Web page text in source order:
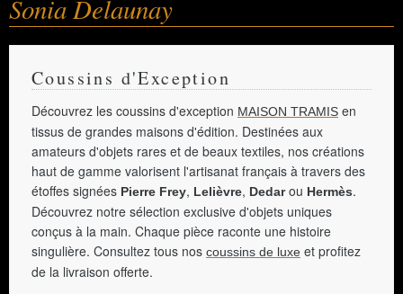
Sonia Delaunay
Coussins d'Exception
Découvrez les coussins d'exception MAISON TRAMIS en
tissus de grandes maisons d'édition. Destinées aux
amateurs d'objets rares et de beaux textiles, nos créations
haut de gamme valorisent l'artisanat français à travers des
étoffes signées Pierre Frey, Lelièvre, Dedarou Hermès.
Découvrez notre sélection exclusive d'objets uniques
conçus à la main. Chaque pièce raconte une histoire
singulière. Consultez tous nos coussins de luxe et profitez
de la livraison offerte.